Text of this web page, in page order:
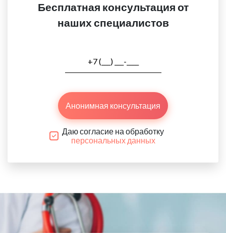
Бесплатная консультация от
наших специалистов
Анонимная консультация
Даю согласие на обработку
персональных данных